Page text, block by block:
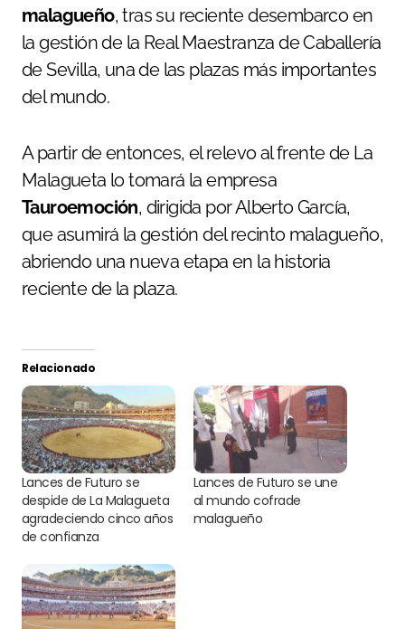
malagueño, tras su reciente desembarco en
la gestión de la Real Maestranza de Caballería
de Sevilla, una de las plazas más importantes
del mundo.
A partir de entonces, el relevo al frente de La
Malagueta lo tomará la empresa
Tauroemoción, dirigida por Alberto García,
que asumirá la gestión del recinto malagueño,
abriendo una nueva etapa en la historia
reciente de la plaza.
Relacionado
Lances de Futuro se
despide de La Malagueta
agradeciendo cinco años
de confianza
Lances de Futuro se une
al mundo cofrade
malagueño